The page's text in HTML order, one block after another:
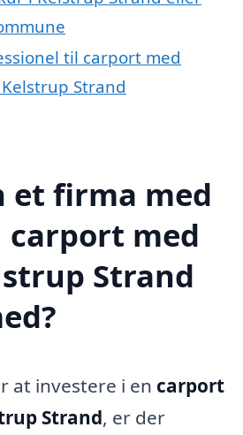
til carport med
Strand
et firma med
carport med
Strand
at investere i en carport
Strand, er der